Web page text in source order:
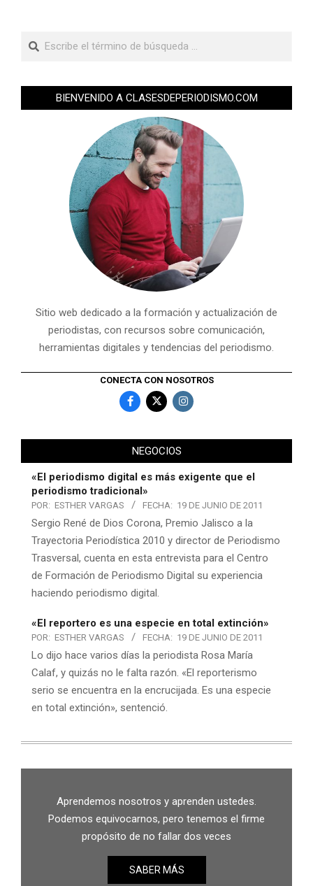
BIENVENIDO A CLASESDEPERIODISMO.COM
Sitio web dedicado a la formación y actualización de
periodistas, con recursos sobre comunicación,
herramientas digitales y tendencias del periodismo.
CONECTA CON NOSOTROS
NEGOCIOS
«El periodismo digital es más exigente que el
periodismo tradicional»
POR: ESTHER VARGAS FECHA: 19 DE JUNIO DE 2011
Sergio René de Dios Corona, Premio Jalisco a la
Trayectoria Periodística 2010 y director de Periodismo
Trasversal, cuenta en esta entrevista para el Centro
de Formación de Periodismo Digital su experiencia
haciendo periodismo digital.
«El reportero es una especie en total extinción»
POR: ESTHER VARGAS FECHA: 19 DE JUNIO DE 2011
Lo dijo hace varios días la periodista Rosa María
Calaf, y quizás no le falta razón. «El reporterismo
serio se encuentra en la encrucijada. Es una especie
en total extinción», sentenció.
Aprendemos nosotros y aprenden ustedes.
Podemos equivocarnos, pero tenemos el firme
propósito de no fallar dos veces
SABER MÁS